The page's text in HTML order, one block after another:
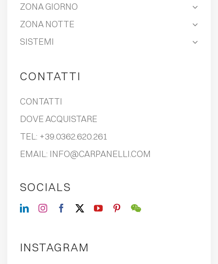
ZONA GIORNO
ZONA NOTTE
SISTEMI
CONTATTI
CONTATTI
DOVE ACQUISTARE
TEL: +39.0362.620.261
EMAIL: INFO@CARPANELLI.COM
SOCIALS
INSTAGRAM